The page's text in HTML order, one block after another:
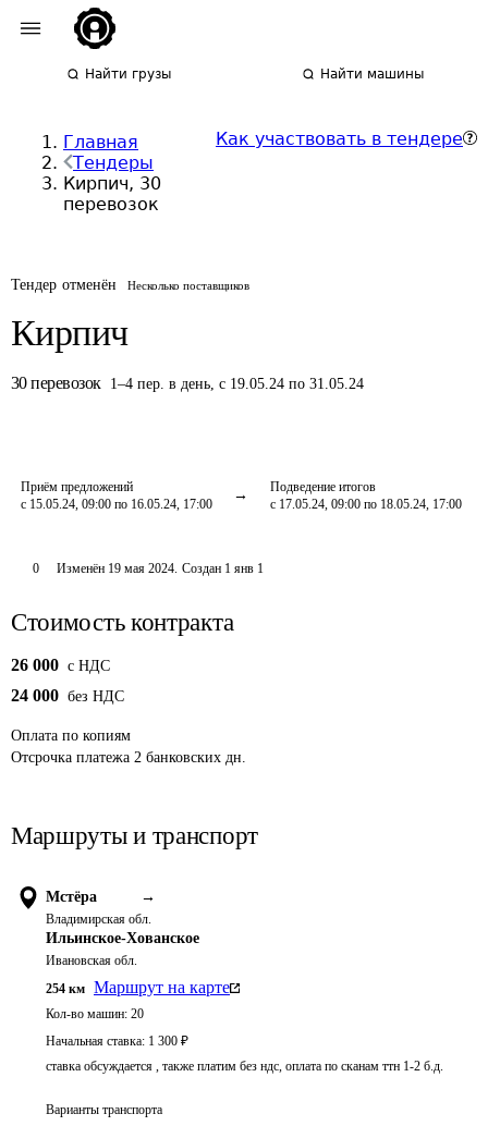
Найти грузы Найти машины
Главная
Тендеры
Кирпич, 30
перевозок
Как участвовать в тендере
Тендер отменён Несколько поставщиков
Кирпич
30 перевозок 1–4 пер. в день, с 19.05.24 по 31.05.24
Приём предложений
с 15.05.24, 09:00 по 16.05.24, 17:00
Подведение итогов
с 17.05.24, 09:00 по 18.05.24, 17:00
0 Изменён 19 мая 2024. Создан 1 янв 1
Стоимость контракта
26 000 c НДС
24 000 без НДС
Оплата по копиям
Отсрочка платежа 2 банковских дн.
Маршруты и транспорт
Мстёра →
Владимирская обл.
Ильинское-Хованское
Ивановская обл.
254 км Маршрут на карте
Кол-во машин: 20
Начальная ставка: 1 300 ₽
ставка обсуждается , также платим без ндс, оплата по сканам ттн 1-2 б.д.
Варианты транспорта